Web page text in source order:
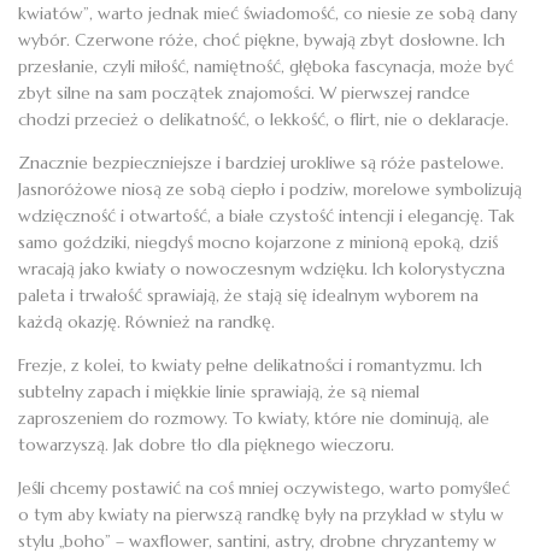
kwiatów”, warto jednak mieć świadomość, co niesie ze sobą dany
wybór. Czerwone róże, choć piękne, bywają zbyt dosłowne. Ich
przesłanie, czyli miłość, namiętność, głęboka fascynacja, może być
zbyt silne na sam początek znajomości. W pierwszej randce
chodzi przecież o delikatność, o lekkość, o flirt, nie o deklaracje.
Znacznie bezpieczniejsze i bardziej urokliwe są róże pastelowe.
Jasnoróżowe niosą ze sobą ciepło i podziw, morelowe symbolizują
wdzięczność i otwartość, a białe czystość intencji i elegancję. Tak
samo goździki, niegdyś mocno kojarzone z minioną epoką, dziś
wracają jako kwiaty o nowoczesnym wdzięku. Ich kolorystyczna
paleta i trwałość sprawiają, że stają się idealnym wyborem na
każdą okazję. Również na randkę.
Frezje, z kolei, to kwiaty pełne delikatności i romantyzmu. Ich
subtelny zapach i miękkie linie sprawiają, że są niemal
zaproszeniem do rozmowy. To kwiaty, które nie dominują, ale
towarzyszą. Jak dobre tło dla pięknego wieczoru.
Jeśli chcemy postawić na coś mniej oczywistego, warto pomyśleć
o tym aby kwiaty na pierwszą randkę były na przykład w stylu w
stylu „boho” – waxflower, santini, astry, drobne chryzantemy w